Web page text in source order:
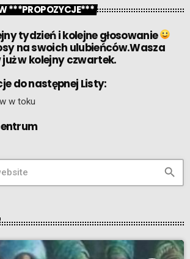
***PROPOZYCJE***
tydzień i kolejne głosowanie
na swoich ulubieńców.Wasza
w kolejny czwartek.
do następnej Listy:
w toku
search